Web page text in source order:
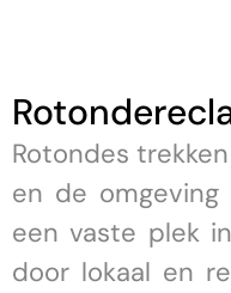
Rotondes
en de
een vaste plek
door lokaal en